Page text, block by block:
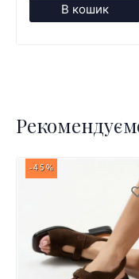
В кошик
-45%